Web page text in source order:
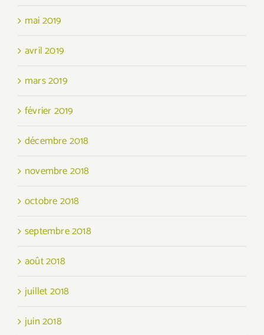
mai 2019
avril 2019
mars 2019
février 2019
décembre 2018
novembre 2018
octobre 2018
septembre 2018
août 2018
juillet 2018
juin 2018